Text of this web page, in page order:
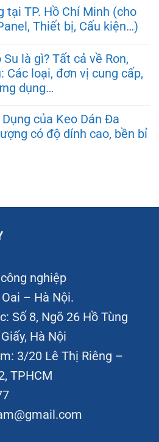
tại TP. Hồ Chí Minh (cho
Thiết bị, Cấu kiện…)
Su là gì? Tất cả về Ron,
Các loại, đơn vị cung cấp,
dụng…
của Keo Dán Đa
có độ dính cao, bền bỉ
nghiệp
– Hà Nội.
Số 8, Ngõ 26 Hồ Tùng
Hà Nội
3/20 Lê Thị Riêng –
TPHCM